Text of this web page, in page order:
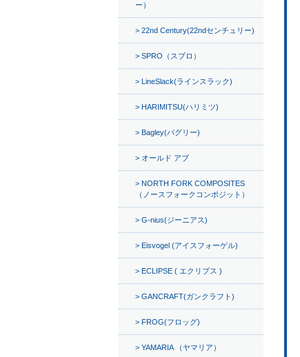
ー）
22nd Century(22ndセンチュリー)
SPRO（スプロ）
LineSlack(ラインスラック)
HARIMITSU(ハリミツ)
Bagley(バグリー)
オールド アブ
NORTH FORK COMPOSITES
（ノースフォークコンポジット）
G-nius(ジーニアス)
Eisvogel (アイスフォーゲル)
ECLIPSE ( エクリプス )
GANCRAFT(ガンクラフト)
FROG(フロッグ)
YAMARIA （ヤマリア）